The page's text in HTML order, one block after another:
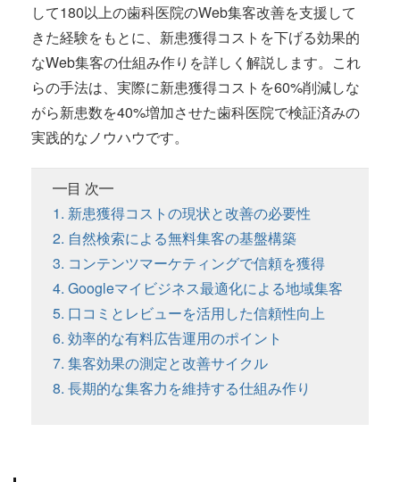
して180以上の歯科医院のWeb集客改善を支援して
きた経験をもとに、新患獲得コストを下げる効果的
なWeb集客の仕組み作りを詳しく解説します。これ
らの手法は、実際に新患獲得コストを60%削減しな
がら新患数を40%増加させた歯科医院で検証済みの
実践的なノウハウです。
━目 次━
1. 新患獲得コストの現状と改善の必要性
2. 自然検索による無料集客の基盤構築
3. コンテンツマーケティングで信頼を獲得
4. Googleマイビジネス最適化による地域集客
5. 口コミとレビューを活用した信頼性向上
6. 効率的な有料広告運用のポイント
7. 集客効果の測定と改善サイクル
8. 長期的な集客力を維持する仕組み作り